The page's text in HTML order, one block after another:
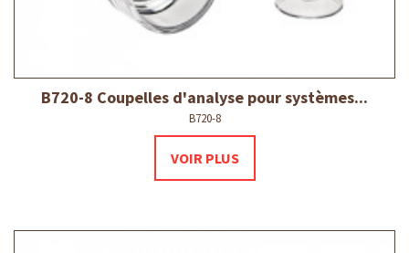
B720-8 Coupelles d'analyse pour systèmes...
B720-8
VOIR PLUS